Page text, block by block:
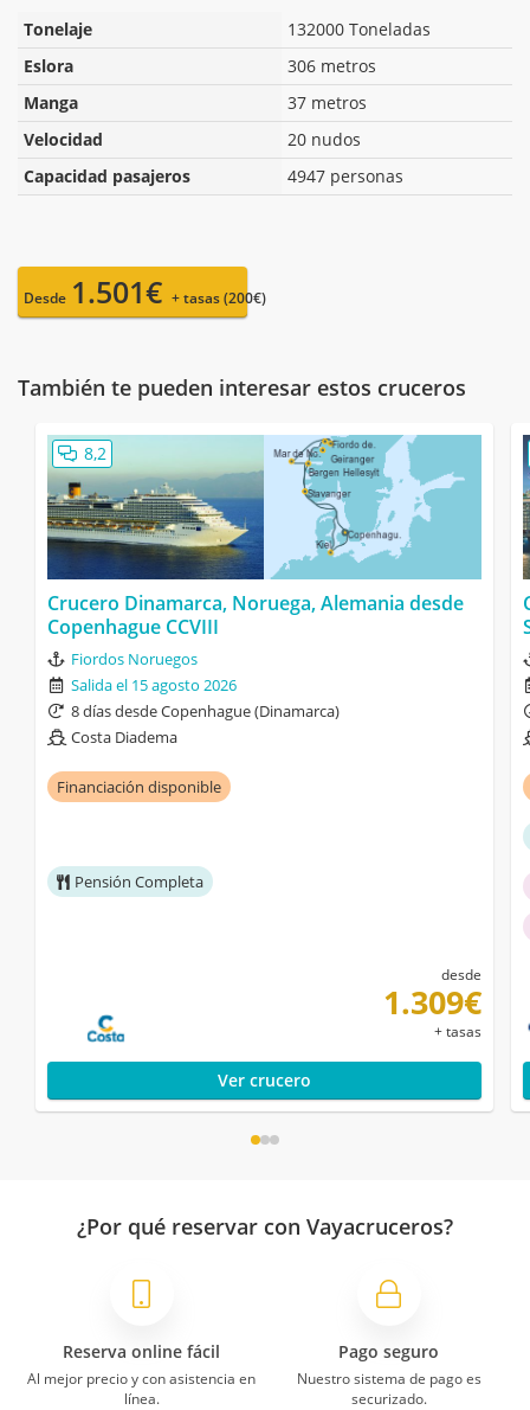
Tonelaje
132000 Toneladas
Eslora
306 metros
Manga
37 metros
Velocidad
20 nudos
Capacidad pasajeros
4947 personas
Desde 1.501€ + tasas (200€)
También te pueden interesar estos cruceros
8,2
Crucero Dinamarca, Noruega, Alemania desde
Copenhague CCVIII
Fiordos Noruegos
Salida el 15 agosto 2026
8 días desde Copenhague (Dinamarca)
Costa Diadema
Financiación disponible
Pensión Completa
desde
1.309€
+ tasas
Ver crucero
¿Por qué reservar con Vayacruceros?
Reserva online fácil
Al mejor precio y con asistencia en
línea.
Pago seguro
Nuestro sistema de pago es
securizado.